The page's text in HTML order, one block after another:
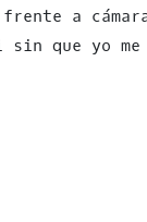
a
sin que yo